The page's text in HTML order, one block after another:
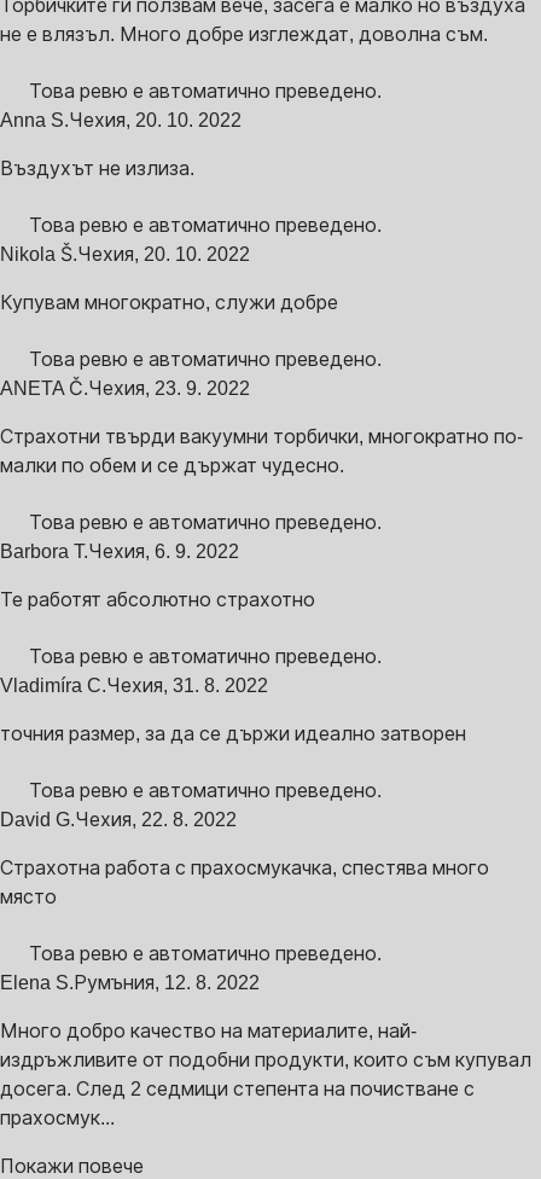
Торбичките ги ползвам вече, засега е малко но въздуха
не е влязъл. Много добре изглеждат, доволна съм.
Това ревю е автоматично преведено.
Anna S.Чехия, 20. 10. 2022
Въздухът не излиза.
Това ревю е автоматично преведено.
Nikola Š.Чехия, 20. 10. 2022
Купувам многократно, служи добре
Това ревю е автоматично преведено.
ANETA Č.Чехия, 23. 9. 2022
Страхотни твърди вакуумни торбички, многократно по-
малки по обем и се държат чудесно.
Това ревю е автоматично преведено.
Barbora T.Чехия, 6. 9. 2022
Те работят абсолютно страхотно
Това ревю е автоматично преведено.
Vladimíra C.Чехия, 31. 8. 2022
точния размер, за да се държи идеално затворен
Това ревю е автоматично преведено.
David G.Чехия, 22. 8. 2022
Страхотна работа с прахосмукачка, спестява много
място
Това ревю е автоматично преведено.
Elena S. Румъния, 12. 8. 2022
Много добро качество на материалите, най-
издръжливите от подобни продукти, които съм купувал
досега. След 2 седмици степента на почистване с
прахосмук...
Покажи повече